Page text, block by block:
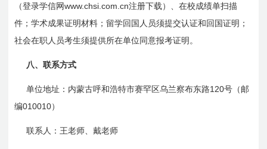
（登录学信网www.chsi.com.cn注册下载）、在校成绩单扫描
件；学术成果证明材料；留学回国人员须提交认证和回国证明；
社会在职人员考生须提供所在单位同意报考证明。
八、联系方式
单位地址：内蒙古呼和浩特市赛罕区乌兰察布东路120号（邮
编010010）
联系人：王老师、戴老师